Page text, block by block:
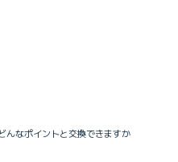
んなポイントと交換できますか